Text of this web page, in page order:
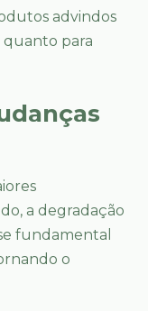
advindos
quanto para
a degradação
fundamental
o